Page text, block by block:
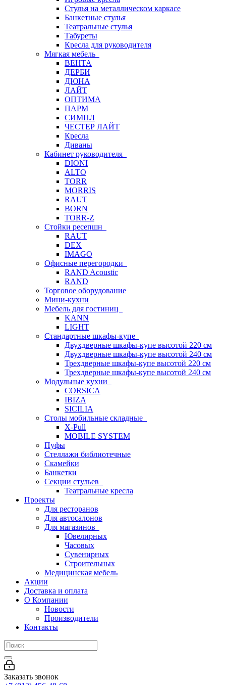
Стулья на металлическом каркасе
Банкетные стулья
Театральные стулья
Табуреты
Кресла для руководителя
Мягкая мебель
ВЕНТА
ДЕРБИ
ДЮНА
ЛАЙТ
ОПТИМА
ПАРМ
СИМПЛ
ЧЕСТЕР ЛАЙТ
Кресла
Диваны
Кабинет руководителя
DIONI
ALTO
TORR
MORRIS
RAUT
BORN
TORR-Z
Стойки ресепшн
RAUT
DEX
IMAGO
Офисные перегородки
RAND Acoustic
RAND
Торговое оборудование
Мини-кухни
Мебель для гостиниц
KANN
LIGHT
Стандартные шкафы-купе
Двухдверные шкафы-купе высотой 220 см
Двухдверные шкафы-купе высотой 240 см
Трехдверные шкафы-купе высотой 220 см
Трехдверные шкафы-купе высотой 240 см
Модульные кухни
CORSICA
IBIZA
SICILIA
Столы мобильные складные
X-Pull
MOBILE SYSTEM
Пуфы
Стеллажи библиотечные
Скамейки
Банкетки
Секции стульев
Театральные кресла
Проекты
Для ресторанов
Для автосалонов
Для магазинов
Ювелирных
Часовых
Сувенирных
Строительных
Медицинская мебель
Акции
Доставка и оплата
О Компании
Новости
Производители
Контакты
Заказать звонок